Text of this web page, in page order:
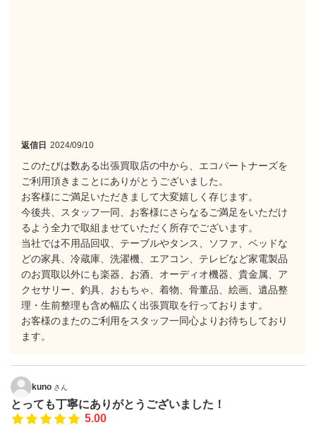
返信日 2024/09/10
このたびは数ある出張買取店の中から、エコパートナーズを
ご利用頂きまことにありがとうございました。
お客様にご満足いただきまして大変嬉しく存じます。
今後共、スタッフ一同、お客様にさらなるご満足をいただけ
るよう全力で取組ませていただく所存でございます。
当社では不用品回収、テーブルやタンス、ソファ、ベッドな
どの家具、冷蔵庫、洗濯機、エアコン、テレビなど家電製品
のお買取以外にも楽器、お酒、オーディオ機器、貴金属、ア
クセサリー、釣具、おもちゃ、着物、骨董品、絵画、遺品整
理・生前整理も含め幅広く出張買取を行っております。
お客様のまたのご利用をスタッフ一同心よりお待ちしており
ます。
kuno さん
とっても丁寧にありがとうございました！
5.00